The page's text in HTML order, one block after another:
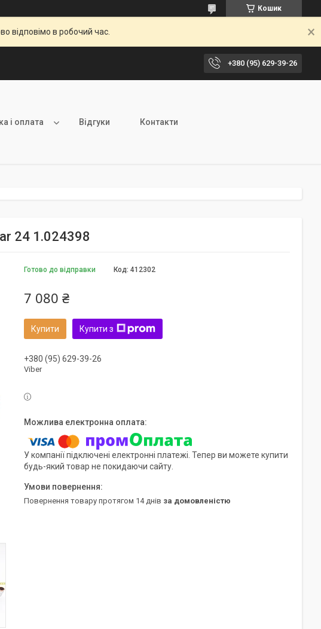
Кошик
відповімо в робочий час.
+380 (95) 629-39-26
і оплата Відгуки Контакти
24 1.024398
Готово до відправки Код: 412302
7 080 ₴
Купити Купити з
+380 (95) 629-39-26
Viber
У компанії підключені електронні платежі. Тепер ви можете купити
будь-який товар не покидаючи сайту.
повернення товару протягом 14 днів за домовленістю